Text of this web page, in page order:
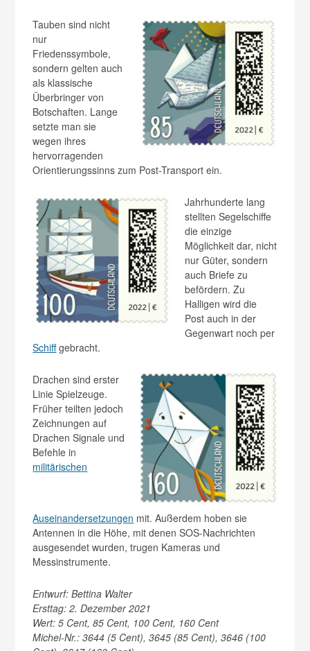
Tauben sind nicht
nur
Friedenssymbole,
sondern gelten auch
als klassische
Überbringer von
Botschaften. Lange
setzte man sie
wegen ihres
hervorragenden
Orientierungssinns zum Post-Transport ein.
Jahrhunderte lang
stellten Segelschiffe
die einzige
Möglichkeit dar, nicht
nur Güter, sondern
auch Briefe zu
befördern. Zu
Halligen wird die
Post auch in der
Gegenwart noch per
Schiffgebracht.
Drachen sind erster
Linie Spielzeuge.
Früher teilten jedoch
Zeichnungen auf
Drachen Signale und
Befehle in
militärischen
Auseinandersetzungen mit. Außerdem hoben sie
Antennen in die Höhe, mit denen SOS-Nachrichten
ausgesendet wurden, trugen Kameras und
Messinstrumente.
Entwurf: Bettina Walter
Ersttag: 2. Dezember 2021
Wert: 5 Cent, 85 Cent, 100 Cent, 160 Cent
Michel-Nr.: 3644 (5 Cent), 3645 (85 Cent), 3646 (100